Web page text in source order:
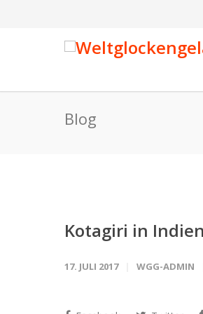
Blog
Kotagiri in
17. JULI 2017 WGG-ADMIN